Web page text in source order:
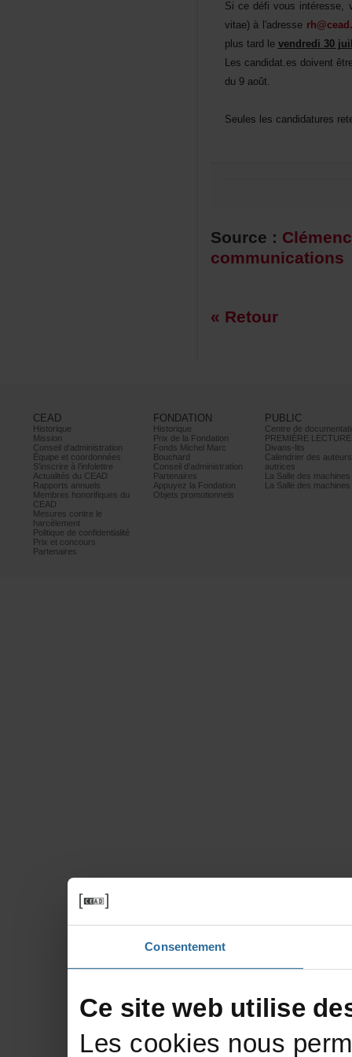
Consentement
vitae)àl'adresse
plustardle
du9août.
Source:
communications
«Retour
CEAD
Historique
Mission
Conseild’administration
Équipeetcoordonnées
S’inscrireàl’infolettre
ActualitésduCEAD
Rapportsannuels
Membreshonorifiquesdu
CEAD
Mesurescontrele
harcèlement
Politiquedeconfidentialité
Prixetconcours
Partenaires
FONDATION
Historique
PrixdelaFondation
FondsMichelMarc
Bouchard
Conseild’administration
Partenaires
AppuyezlaFondation
Objetspromotionnels
PUBLIC
PREMIÈRELECTURE
Divans-lits
autrices